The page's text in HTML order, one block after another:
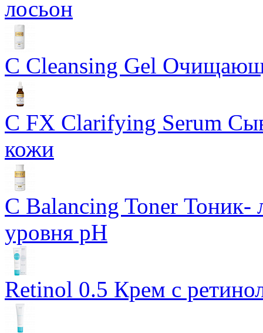
лосьон
C Cleansing Gel
C FX Clarifying Serum
кожи
C Balancing Toner Тоник-
уровня pH
Retinol 0.5 Крем с